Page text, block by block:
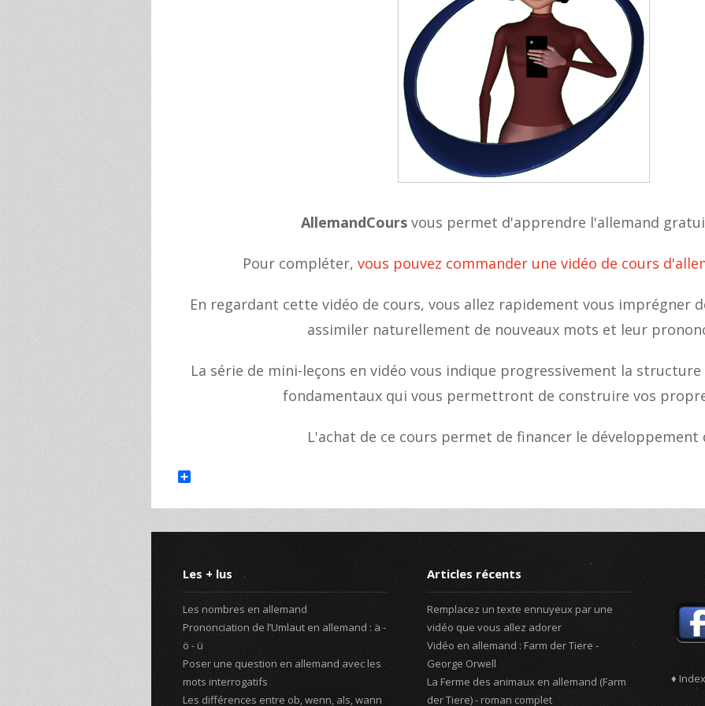
AllemandCoursvous permet d'apprendre l'allemand
Pour compléter, vous pouvez commander une vidéo de cours
En regardant cette vidéo de cours, vous allez rapidement vous imprégner
assimiler naturellement de nouveaux mots et leur
La série de mini-leçons en vidéo vous indique progressivement la
fondamentaux qui vous permettront de construire vos
L'achat de ce cours permet de financer le développement
Les + lus
Les nombres en allemand
Prononciation de l’Umlaut en allemand : ä -
ö - ü
Poser une question en allemand avec les
mots interrogatifs
Les différences entre ob, wenn, als, wann
Articles récents
Remplacez un texte ennuyeux par une
vidéo que vous allez adorer
Vidéo en allemand : Farm der Tiere -
George Orwell
La Ferme des animaux en allemand (Farm
der Tiere) - roman complet
♦